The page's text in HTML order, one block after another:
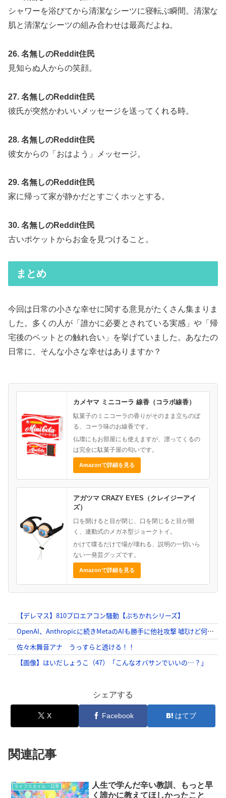
シャワーを浴びてから清潔なシーツに寝転ぶ瞬間。清潔な
肌と清潔なシーツの組み合わせは最高だよね。
26. 名無しのReddit住民
見知らぬ人からの笑顔。
27. 名無しのReddit住民
彼氏が突然かわいいメッセージを送ってくれる時。
28. 名無しのReddit住民
彼女からの「おはよう」メッセージ。
29. 名無しのReddit住民
家に帰って家が静かだとすごくホッとする。
30. 名無しのReddit住民
古いポケットからお金を見つけること。
まとめ
今回は日常の小さな幸せに関する意見がたくさん集まりま
した。多くの人が「誰かに必要とされている実感」や「帰
宅後のペットとの触れ合い」を挙げていました。あなたの
日常に、そんな小さな幸せはありますか？
カメヤマ ミニコーラ 線香（コラボ線香）
駄菓子のミニコーラの香りがそのまま立ちのぼ
る、コーラ味のお線香です。
仏壇にもお部屋にも使えますが、漂ってくるの
は完全に駄菓子屋の匂いです。
Amazonで詳細を見る
アガツマ CRAZY EYES（クレイジーアイ
ズ）
口を開けると目が閉じ、口を閉じると目が開
く、連動式のメガネ型ジョークトイ。
かけて喋るだけで場が壊れる、説明の一切いら
ない一発芸グッズです。
Amazonで詳細を見る
シェアする
X Facebook はてブ
関連記事
ライフスタイル・日常
人生で学んだ辛い教訓、もっと早
く誰かに教えてほしかったこと